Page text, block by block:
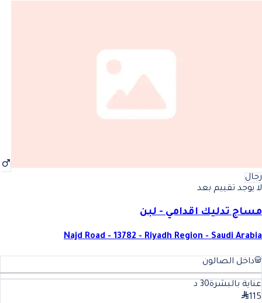
رجال
لا يوجد تقييم بعد
مساج تدليك اقدامي - لبن
Najd Road - 13782 - Riyadh Region - Saudi Arabia
داخل الصالون
عناية بالبشرة30 د
115